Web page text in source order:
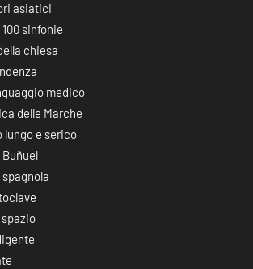
asiatici
sinfonie
chiesa
medico
delle Marche
lungo e serico
spagnola